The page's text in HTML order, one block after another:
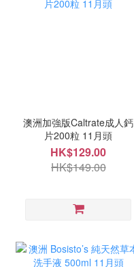
澳洲加強版Caltrate成人鈣
片200粒 11月頭
HK$129.00
HK$149.00